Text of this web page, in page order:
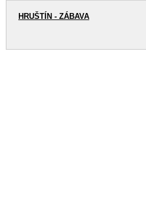
HRUŠTÍN - ZÁBAVA